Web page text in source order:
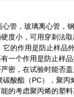
管，玻璃离心管，
度小，可用穿刺法
的作用是防止样品
一个作用是防止样
密，在试验时能否
酸酯（PC），聚
的考虑聚丙烯的塑